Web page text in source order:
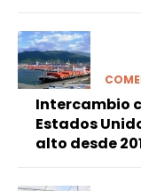
Intercambio
Estados
alto desde